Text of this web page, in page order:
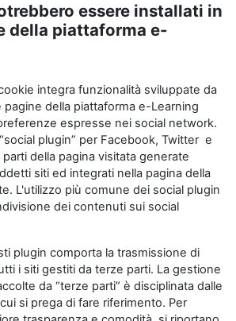
essere installati in
della piattaforma e-
integra funzionalità sviluppate da
pagine della piattaforma e-Learning
espresse nei social network.
plugin” per Facebook, Twitter e
della pagina visitata generate
siti ed integrati nella pagina della
L'utilizzo più comune dei social plugin
dei contenuti sui social
plugin comporta la trasmissione di
i siti gestiti da terze parti. La gestione
da “terze parti” è disciplinata dalle
si prega di fare riferimento. Per